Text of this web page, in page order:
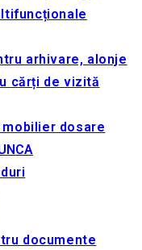
arhivare, alonje
cărți de vizită
dosare
documente